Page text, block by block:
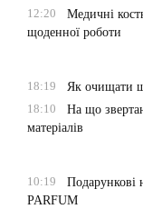
12:20
Медичні
щоденної роботи
18:19
Як очищати
18:10
На що
матеріалів
10:19
Подарункові
PARFUM